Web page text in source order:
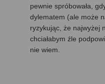
pewnie spróbowała,
dylematem (ale może
ryzykując, że najwyżej
chciałabym źle
nie wiem.